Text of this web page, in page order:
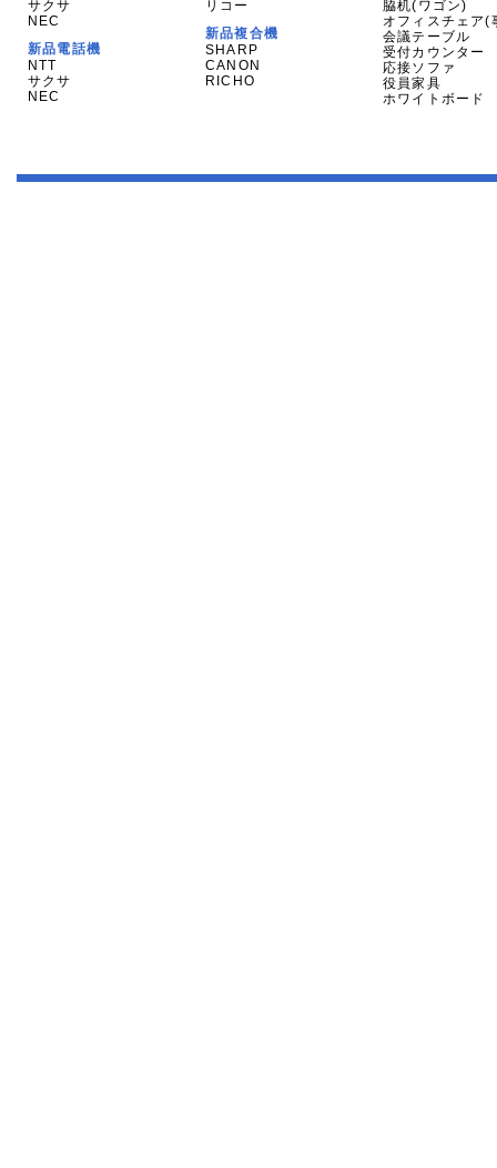
サクサ
NEC
新品電話機
NTT
サクサ
NEC
リコー
新品複合機
SHARP
CANON
RICHO
脇机(ワゴン)
オフィスチェア(
会議テーブル
受付カウンター
応接ソファ
役員家具
ホワイトボード